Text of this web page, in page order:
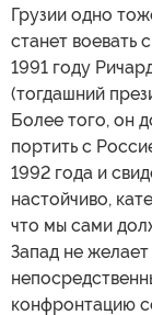
Грузии одно
станет воевать
1991 году
(тогдашний
Более того, он
портить с
1992 года и
настойчиво,
что мы сами
Запад не
конфронтацию